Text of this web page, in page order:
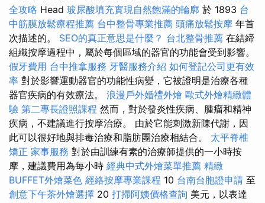
全攻略 Head 玻尿酸填充實現自然飽滿的輪廓 於 1893 台
中筋膜放鬆療程推薦 台中整骨專業推薦 頭痛放鬆按摩 年首
次描述的。 SEO的真正意思是什麼？ 台北整骨推薦 在結締
組織按摩過程中，屬於每個區域的器官的功能會受到影響。
假牙費用 台中推拿服務 牙醫服務介紹 如何登記公司更有效
率 對於影響運動器官的功能性病變，它被證明是治療各種
器官疾病的有效療法。 浪漫戶外婚禮外燴 歐式外燴精緻體
驗 第二專長證照課程 然而，對於發炎性疾病、腫瘤和精神
疾病，不建議進行按摩治療。 由於它能刺激新陳代謝，因
此可以很好地與排毒治療和脂肪團治療相結合。 太平脊椎
矯正 家事服務 對於由訓練有素的治療師提供的一小時按
摩，建議費用為每小時 經典中式外燴菜單推薦 精緻
BUFFET外燴菜色 經絡按摩專業課程 10 台南台胞證申請 至
創意下午茶外燴選擇 20 打掃阿姨價格查詢 美元，以表達